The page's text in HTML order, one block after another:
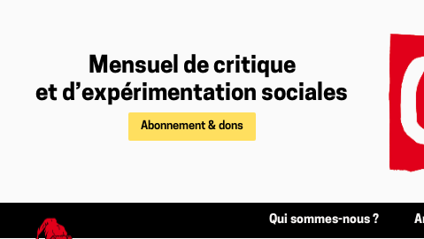
Mensuel de critique
et d’expérimentation sociales
Abonnement & dons
Qui sommes-nous ?